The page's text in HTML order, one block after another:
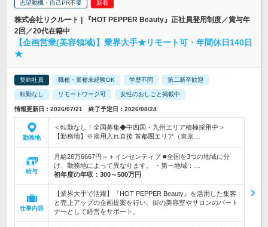
志望動機・自己PR不要
株式会社リクルート | 『HOT PEPPER Beauty』正社員登用制度／賞与年
2回／20代在籍中
【企画営業(美容領域)】業界大手★リモート可・年間休日140日
★
契約社員 職種・業種未経験OK 学歴不問 第二新卒歓迎
転勤なし リモートワーク可 女性のおしごと掲載中
情報更新日：2026/07/21 終了予定日：2026/08/24
勤務地
＜転勤なし！全国募集◆中四国・九州エリア積極採用中＞
【勤務地】※雇用入れ直後 首都圏エリア（東京…
給与
月給26万6667円～＋インセンティブ ■全国を3つの地域に分
け、勤務地によって異なります。 ・第一地域：…
初年度の年収： 300～500万円
仕事内容
【業界大手で活躍】『HOT PEPPER Beauty』を活用した集客
と売上アップの企画提案を行い、街の美容室やサロンのパート
ナーとして経営をサポート。